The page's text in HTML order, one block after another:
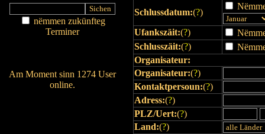
nëmmen zukünfteg
Terminer
Am Moment sinn 1274 User
online.
Schlussdatum:(?)
Ufankszäit:(?)
Schlusszäit:(?)
Organisateur:
Organisateur:(?)
Kontaktpersoun:(?)
Adress:(?)
PLZ/Uert:(?)
Land:(?)